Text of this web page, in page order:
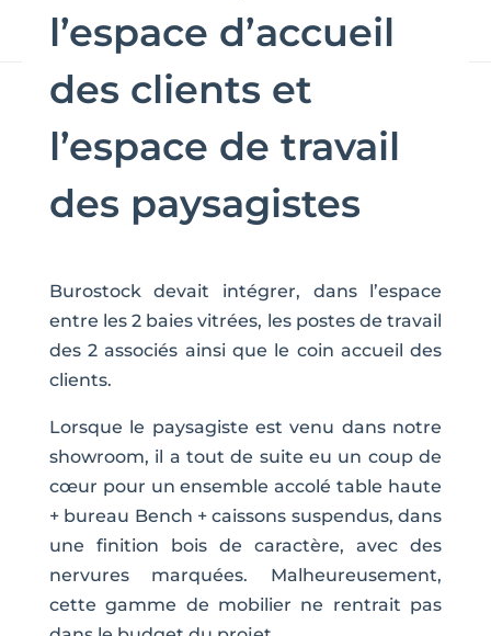
l’espace d’accueil
des clients et
l’espace de travail
des paysagistes
Burostock devait intégrer, dans l’espace
entre les 2 baies vitrées, les postes de travail
des 2 associés ainsi que le coin accueil des
clients.
Lorsque le paysagiste est venu dans notre
showroom, il a tout de suite eu un coup de
cœur pour un ensemble accolé table haute
+ bureau Bench + caissons suspendus, dans
une finition bois de caractère, avec des
nervures marquées. Malheureusement,
cette gamme de mobilier ne rentrait pas